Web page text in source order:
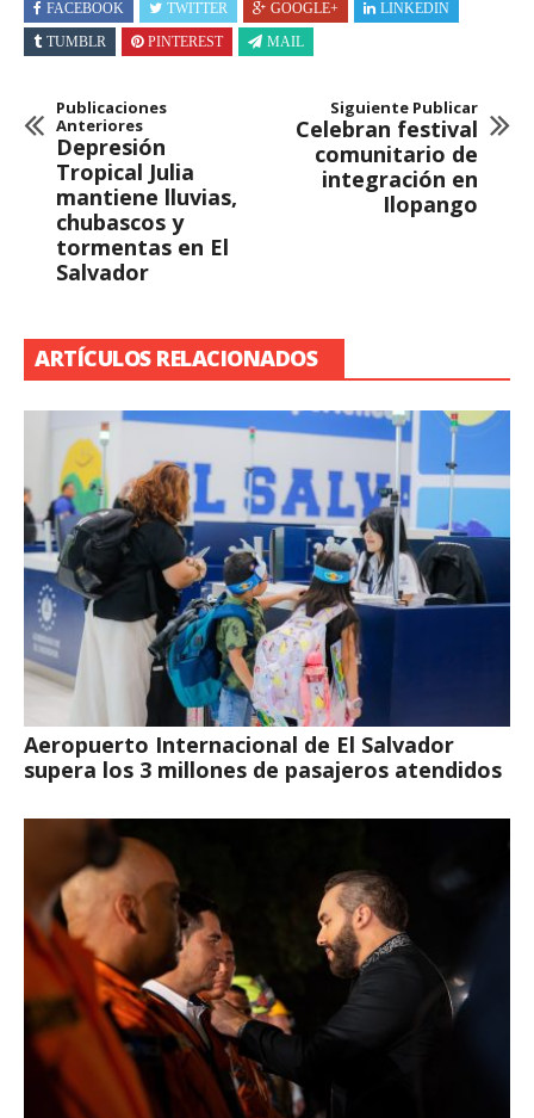
FACEBOOK TWITTER GOOGLE+
LINKEDIN
TUMBLR
PINTEREST MAIL
Publicaciones
Anteriores
Depresión
Tropical Julia
mantiene lluvias,
chubascos y
tormentas en El
Salvador
Siguiente Publicar
Celebran festival
comunitario de
integración en
Ilopango
ARTÍCULOS RELACIONADOS
Aeropuerto Internacional de El Salvador
supera los 3 millones de pasajeros atendidos